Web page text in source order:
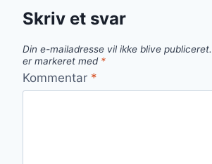
Skriv et svar
Din e-mailadresse vil ikke blive publiceret.
er markeret med *
Kommentar *